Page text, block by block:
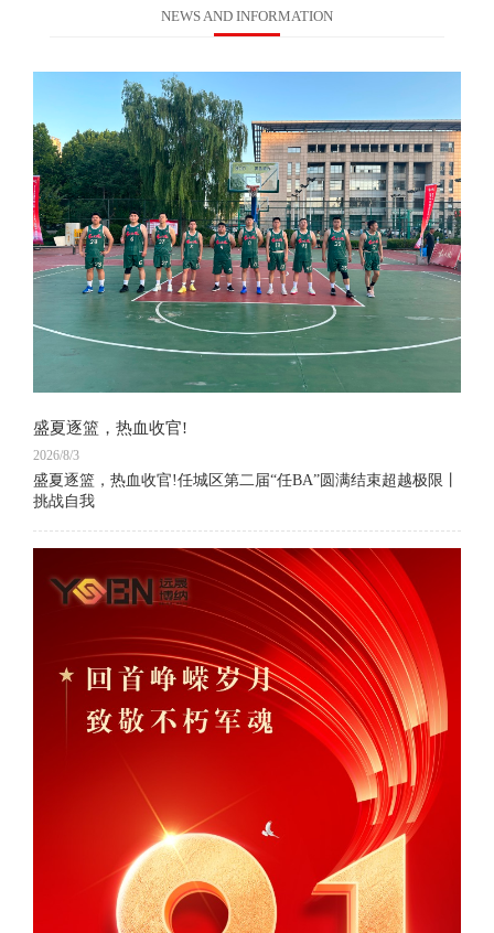
NEWS AND INFORMATION
盛夏逐篮，热血收官!
2026/8/3
盛夏逐篮，热血收官!任城区第二届“任BA”圆满结束超越极限丨
挑战自我